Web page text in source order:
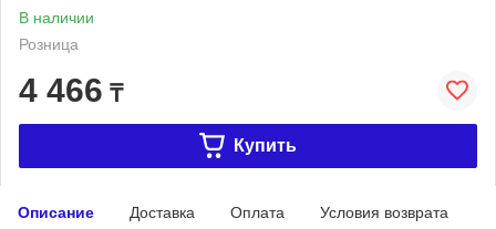
В наличии
Розница
4 466 ₸
Купить
Описание Доставка Оплата Условия возврата